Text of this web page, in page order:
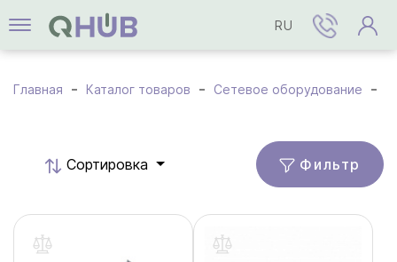
RU
Главная Каталог товаров Сетевое оборудование
Cортировка Фильтр